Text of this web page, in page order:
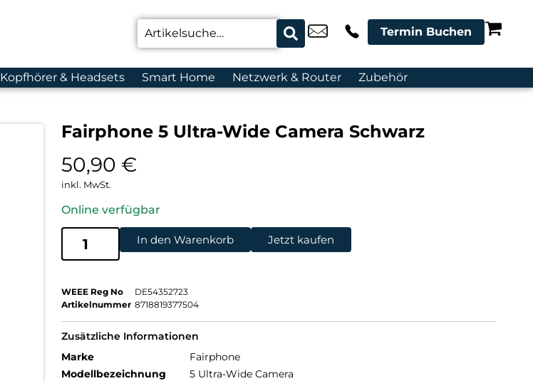
Termin Buchen
Kopfhörer & Headsets Smart Home Netzwerk & Router Zubehör
Fairphone 5 Ultra-Wide Camera Schwarz
50,90 €
inkl. MwSt.
Online verfügbar
In den Warenkorb Jetzt kaufen
WEEE Reg No
DE54352723
Artikelnummer 8718819377504
Zusätzliche Informationen
Marke
Fairphone
Modellbezeichnung
5 Ultra-Wide Camera